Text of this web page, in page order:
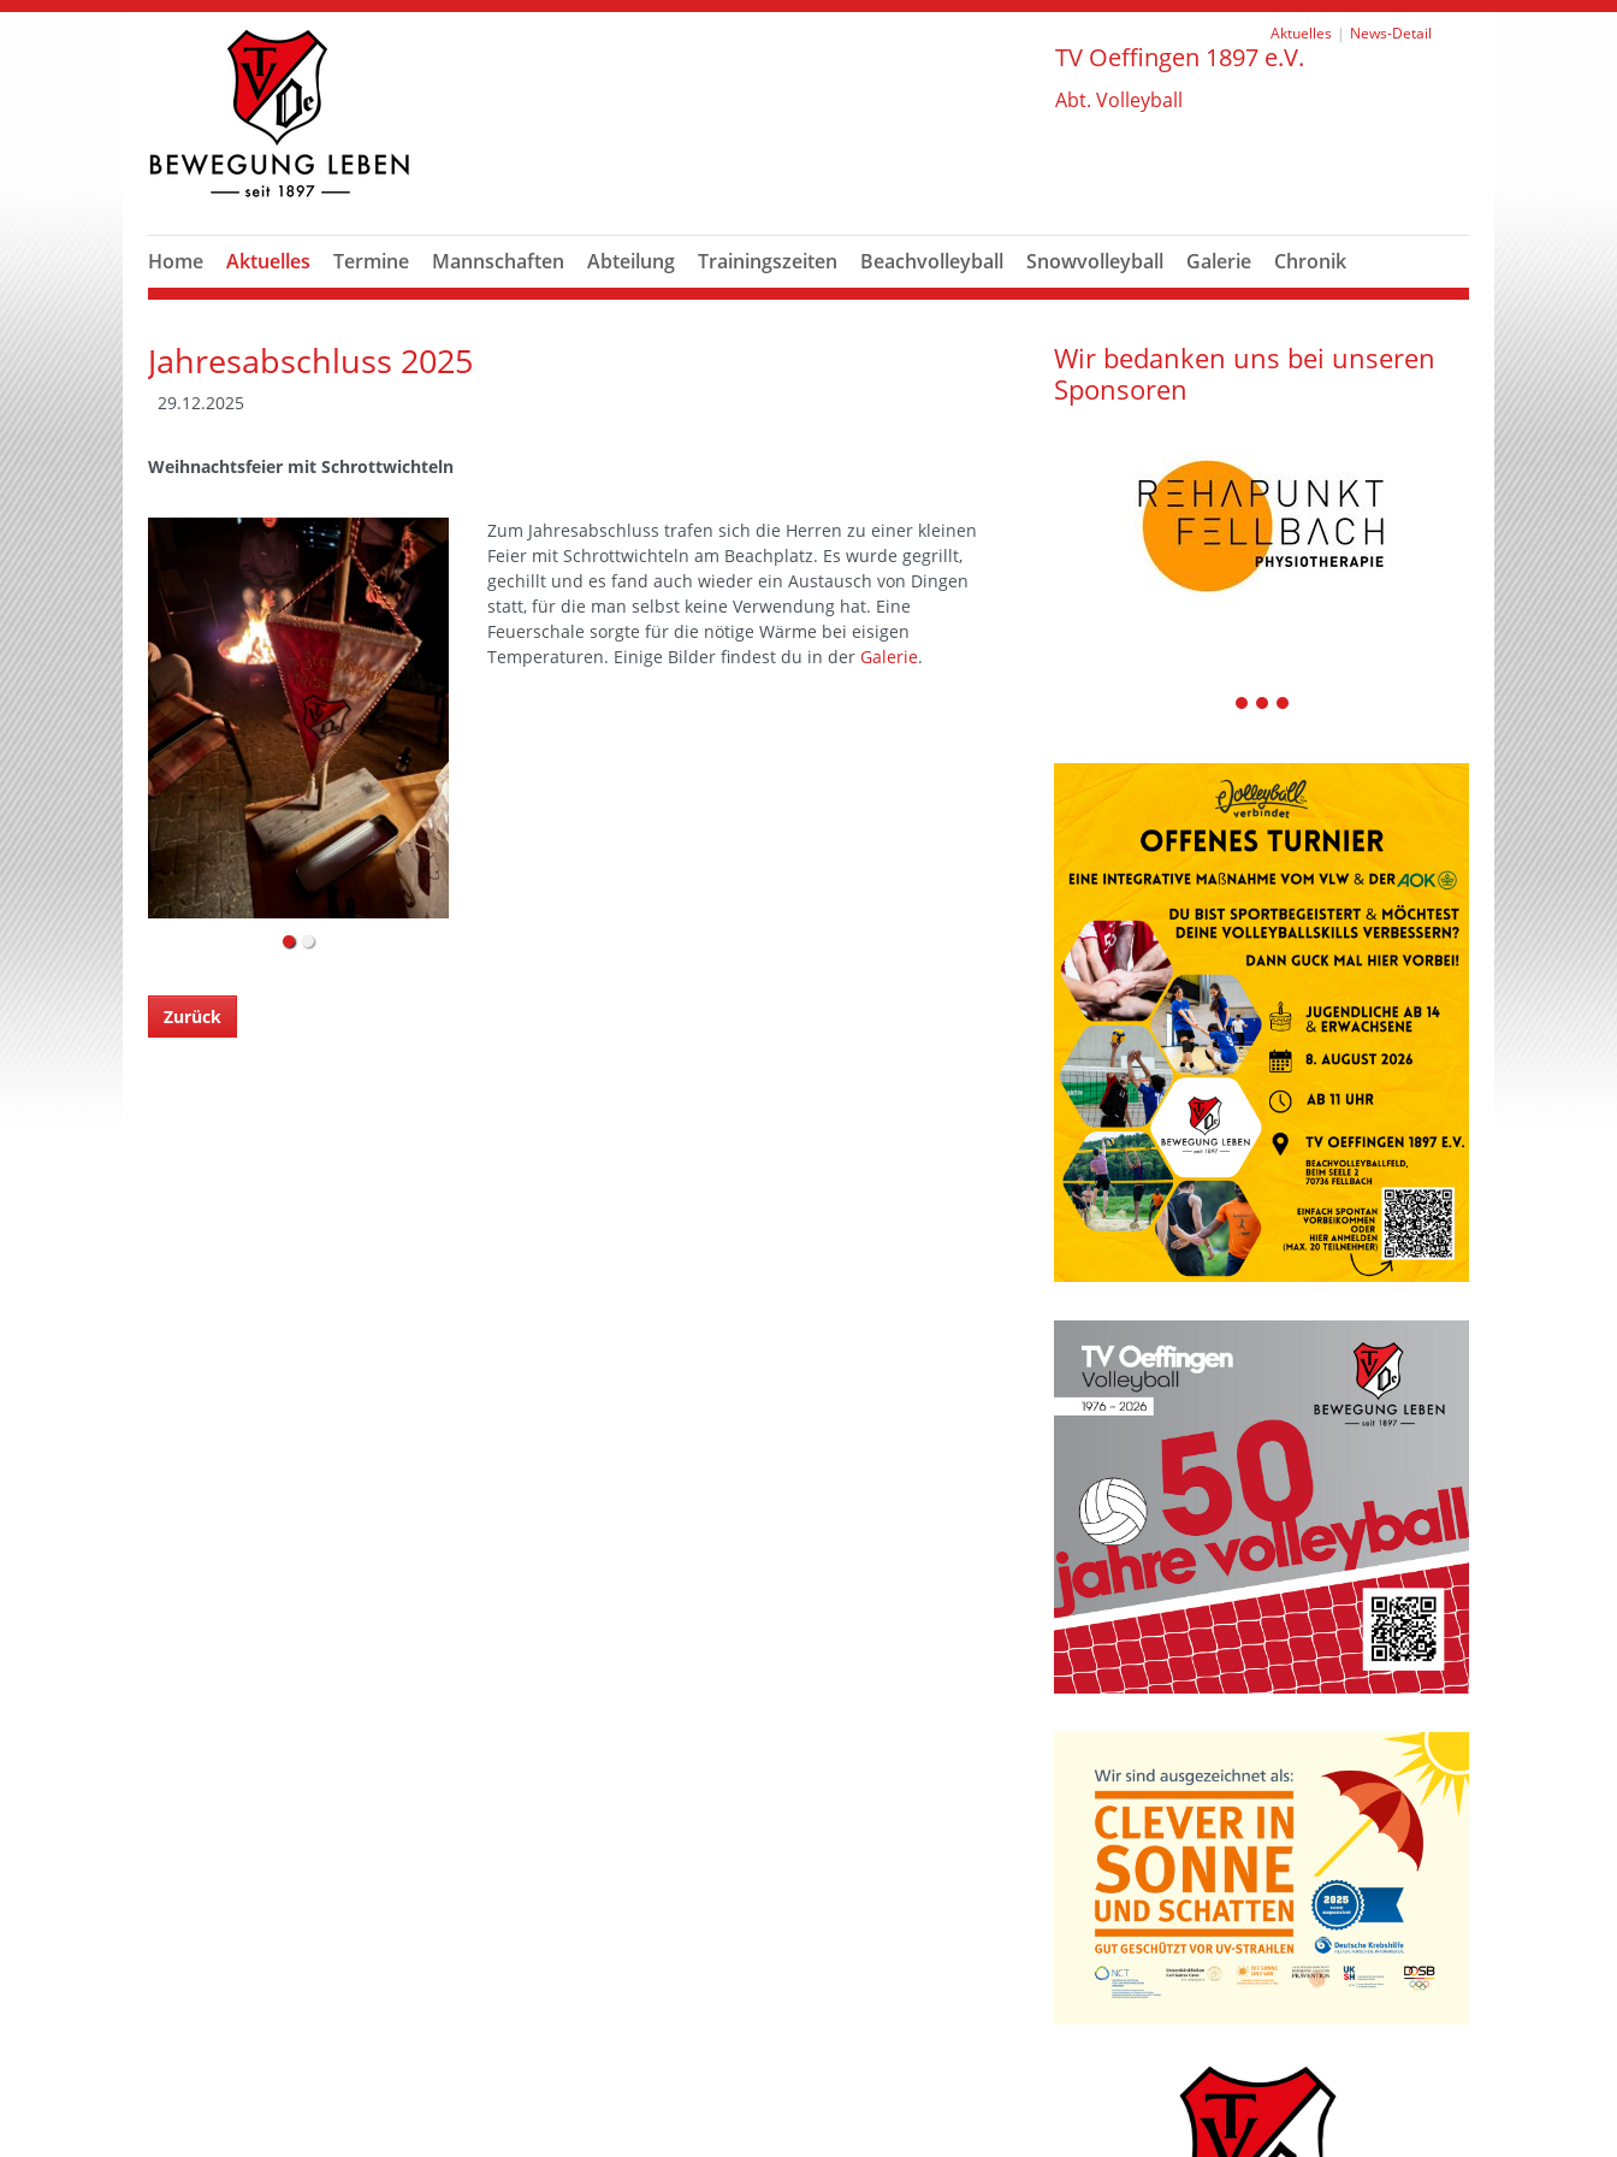
Aktuelles News-Detail
TV Oeffingen 1897 e.V.
Abt. Volleyball
Home Aktuelles Termine Mannschaften Abteilung Trainingszeiten Beachvolleyball Snowvolleyball Galerie Chronik
Jahresabschluss 2025
29.12.2025
Weihnachtsfeier mit Schrottwichteln
Zum Jahresabschluss trafen sich die Herren zu einer kleinen
Feier mit Schrottwichteln am Beachplatz. Es wurde gegrillt,
gechillt und es fand auch wieder ein Austausch von Dingen
statt, für die man selbst keine Verwendung hat. Eine
Feuerschale sorgte für die nötige Wärme bei eisigen
Temperaturen. Einige Bilder findest du in der Galerie.
Zurück
Wir bedanken uns bei unseren
Sponsoren
1 2 3